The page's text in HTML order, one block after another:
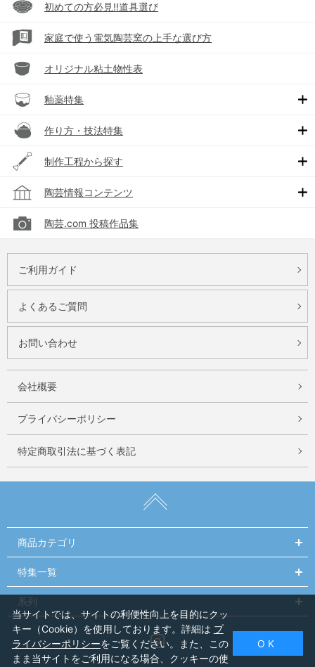
初めての方必見!!道具選び
家庭で使う電気陶芸窯の上手な選び方
オリジナル粘土物性表
釉薬特集
作り方・技法特集
制作工程から探す
陶芸情報コンテンツ
陶芸.com 投稿作品集
ご利用ガイド
よくあるご質問
お問い合わせ
会社概要
プライバシーポリシー
特定商取引法に基づく表記
商品カテゴリ
特集一覧
系列
Instagram
当サイトでは、サイトの利便性向上を目的にクッ
キー（Cookie）を使用しております。詳細は プ
ライバシーポリシーをご覧ください。また、この
まま当サイトをご利用になる場合、クッキーの使
O K